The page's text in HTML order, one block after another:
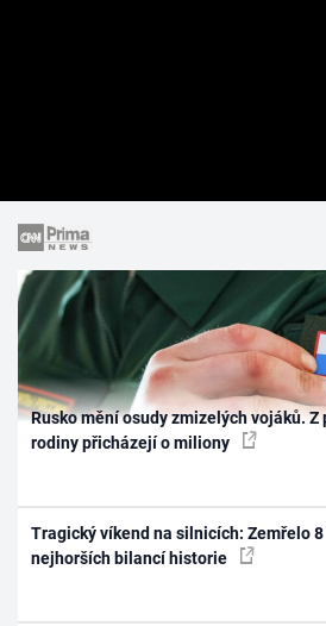
Rusko mění osudy zmizelých vojáků.
rodiny přicházejí o miliony
Tragický víkend na silnicích: Zemřelo
nejhorších bilancí historie